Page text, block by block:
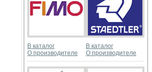
В каталог
О производителе
В каталог
О производителе